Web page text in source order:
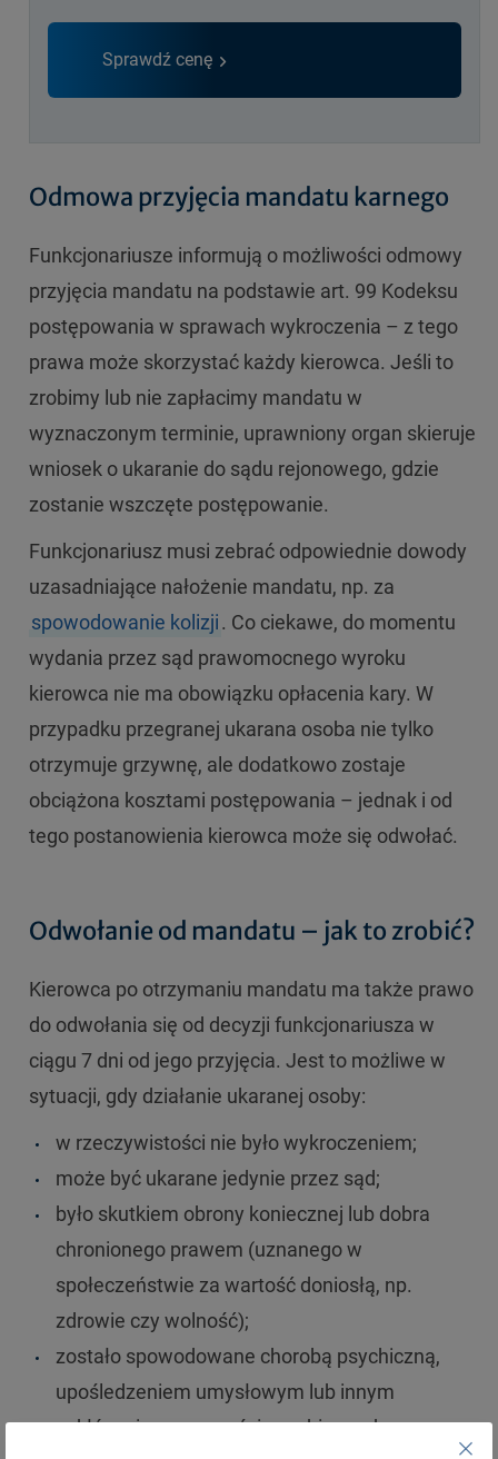
Sprawdź cenę
Odmowa przyjęcia mandatu karnego
Funkcjonariusze informują o możliwości odmowy
przyjęcia mandatu na podstawie art. 99 Kodeksu
postępowania w sprawach wykroczenia – z tego
prawa może skorzystać każdy kierowca. Jeśli to
zrobimy lub nie zapłacimy mandatu w
wyznaczonym terminie, uprawniony organ skieruje
wniosek o ukaranie do sądu rejonowego, gdzie
zostanie wszczęte postępowanie.
Funkcjonariusz musi zebrać odpowiednie dowody
uzasadniające nałożenie mandatu, np. za
spowodowanie kolizji. Co ciekawe, do momentu
wydania przez sąd prawomocnego wyroku
kierowca nie ma obowiązku opłacenia kary. W
przypadku przegranej ukarana osoba nie tylko
otrzymuje grzywnę, ale dodatkowo zostaje
obciążona kosztami postępowania – jednak i od
tego postanowienia kierowca może się odwołać.
Odwołanie od mandatu – jak to zrobić?
Kierowca po otrzymaniu mandatu ma także prawo
do odwołania się od decyzji funkcjonariusza w
ciągu 7 dni od jego przyjęcia. Jest to możliwe w
sytuacji, gdy działanie ukaranej osoby:
w rzeczywistości nie było wykroczeniem;
może być ukarane jedynie przez sąd;
było skutkiem obrony koniecznej lub dobra
chronionego prawem (uznanego w
społeczeństwie za wartość doniosłą, np.
zdrowie czy wolność);
zostało spowodowane chorobą psychiczną,
upośledzeniem umysłowym lub innym
zakłóceniem czynności psychicznych.